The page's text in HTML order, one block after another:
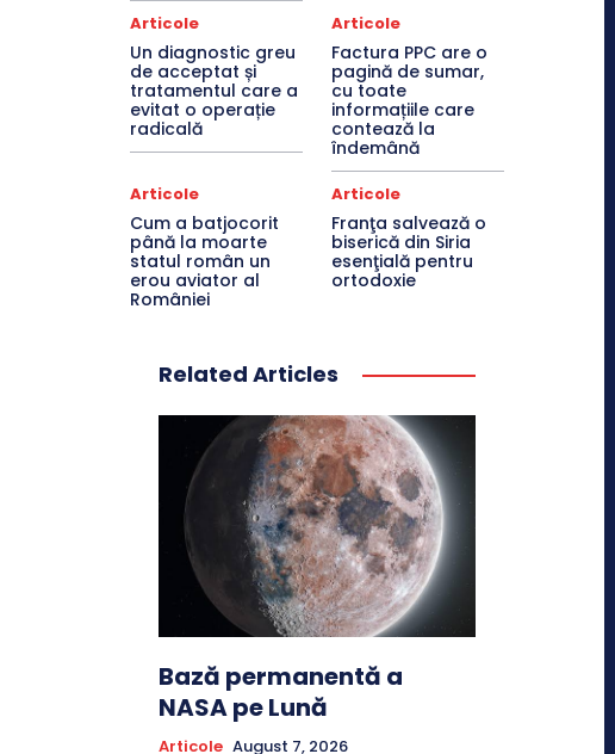
Articole
Un diagnostic greu
de acceptat și
tratamentul care a
evitat o operație
radicală
Articole
Factura PPC are o
pagină de sumar,
cu toate
informațiile care
contează la
îndemână
Articole
Cum a batjocorit
până la moarte
statul român un
erou aviator al
României
Articole
Franţa salvează o
biserică din Siria
esenţială pentru
ortodoxie
Related Articles
Bază permanentă a
NASA pe Lună
Articole August 7, 2026